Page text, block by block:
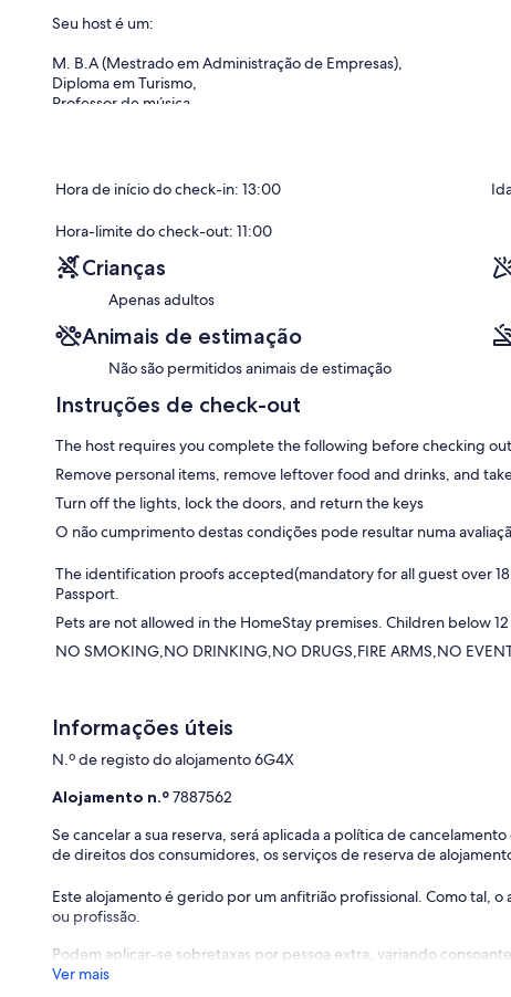
Seu host é um:
M. B.A (Mestrado em Administração de Empresas),
Diploma em Turismo,
Professor de música .
Café da manhã indiano e continental GRÁTIS servido.
Está localizado perto do setor do centro da cidade -17 (cerca de
Wifi grátis (velocidade de 100 Mbps) e NETFLIX OU OUTROS
Possui um quarto Standard AC (quarto nº 2) e um quarto não A.
compartilhada / de albergue para viajantes econômicos com duas
Distâncias de: Setor -17 Centro Comercial-0. 5 km, ISBT
6 km (10 minutos), aeroporto internacional de Chd - 20 km.
Hora de início do check-in: 13:00
Hora-limite do check-out: 11:00
Crianças
Apenas adultos
Animais de estimação
Não são permitidos animais de estimação
Instruções de check-out
The host requires you complete the following before checking
Remove personal items, remove leftover food and drinks, and
Turn off the lights, lock the doors, and return the keys
O não cumprimento destas condições pode resultar numa
The identification proofs accepted(mandatory for all guest over
Passport.
Pets are not allowed in the HomeStay premises. Children below
NO SMOKING,NO DRINKING,NO DRUGS,FIRE ARMS,NO
Informações úteis
N.º de registo do alojamento 6G4X
Alojamento n.º7887562
Se cancelar a sua reserva, será aplicada a política de
de direitos dos consumidores, os serviços de reserva de
Este alojamento é gerido por um anfitrião profissional. Como tal,
ou profissão.
Podem aplicar-se sobretaxas por pessoa extra, variando
Ver mais